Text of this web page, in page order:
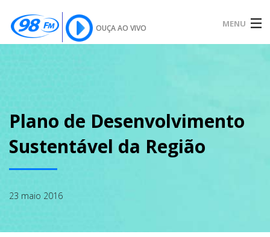
OUÇA AO VIVO MENU
SOBRE
Plano de Desenvolvimento
Sustentável da Região
23 maio 2016